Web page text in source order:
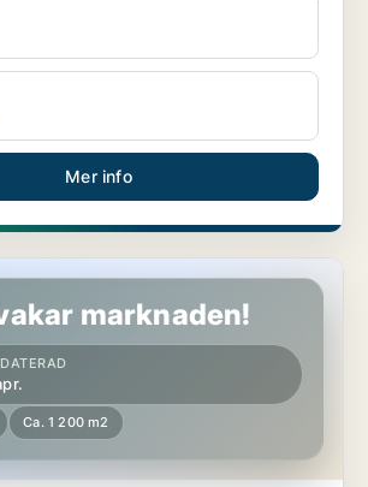
Mer info
marknaden!
Ca. 1 200 m2